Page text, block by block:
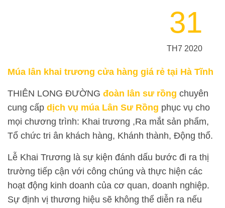
31
TH7 2020
Múa lân khai trương cửa hàng giá rẻ tại Hà Tĩnh
THIÊN LONG ĐƯỜNG đoàn lân sư rồng chuyên
cung cấp dịch vụ múa Lân Sư Rồng phục vụ cho
mọi chương trình: Khai trương ,Ra mắt sản phẩm,
Tổ chức tri ân khách hàng, Khánh thành, Động thổ.
Lễ Khai Trương là sự kiện đánh dấu bước đi ra thị
trường tiếp cận với công chúng và thực hiện các
hoạt động kinh doanh của cơ quan, doanh nghiệp.
Sự định vị thương hiệu sẽ không thể diễn ra nếu